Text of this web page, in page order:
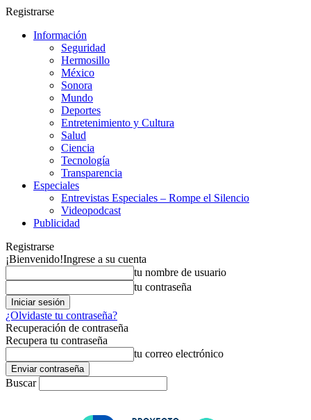
Registrarse
Información
Seguridad
Hermosillo
México
Sonora
Mundo
Deportes
Entretenimiento y Cultura
Salud
Ciencia
Tecnología
Transparencia
Especiales
Entrevistas Especiales – Rompe el Silencio
Videopodcast
Publicidad
Registrarse
¡Bienvenido!Ingrese a su cuenta
tu nombre de usuario
tu contraseña
¿Olvidaste tu contraseña?
Recuperación de contraseña
Recupera tu contraseña
tu correo electrónico
Buscar